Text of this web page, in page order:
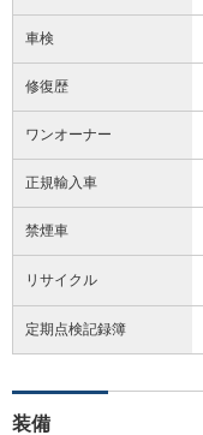
車検
修復歴
ワンオーナー
正規輸入車
禁煙車
リサイクル
定期点検記録簿
装備